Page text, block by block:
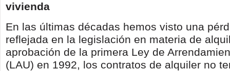
vivienda
En las últimas décadas hemos visto una
reflejada en la legislación en materia de
aprobación de la primera Ley de
(LAU) en 1992, los contratos de alquiler no